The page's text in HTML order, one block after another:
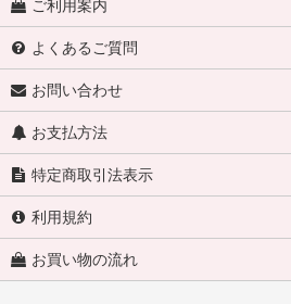
ご利用案内
よくあるご質問
お問い合わせ
お支払方法
特定商取引法表示
利用規約
お買い物の流れ